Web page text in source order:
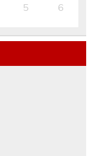
5 6